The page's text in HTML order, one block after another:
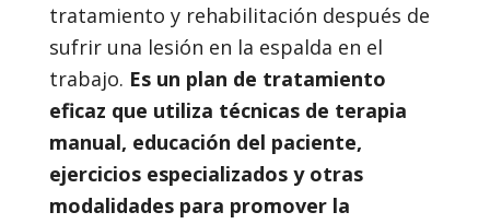
tratamiento y rehabilitación después de
sufrir una lesión en la espalda en el
trabajo. Es un plan de tratamiento
eficaz que utiliza técnicas de terapia
manual, educación del paciente,
ejercicios especializados y otras
modalidades para promover la